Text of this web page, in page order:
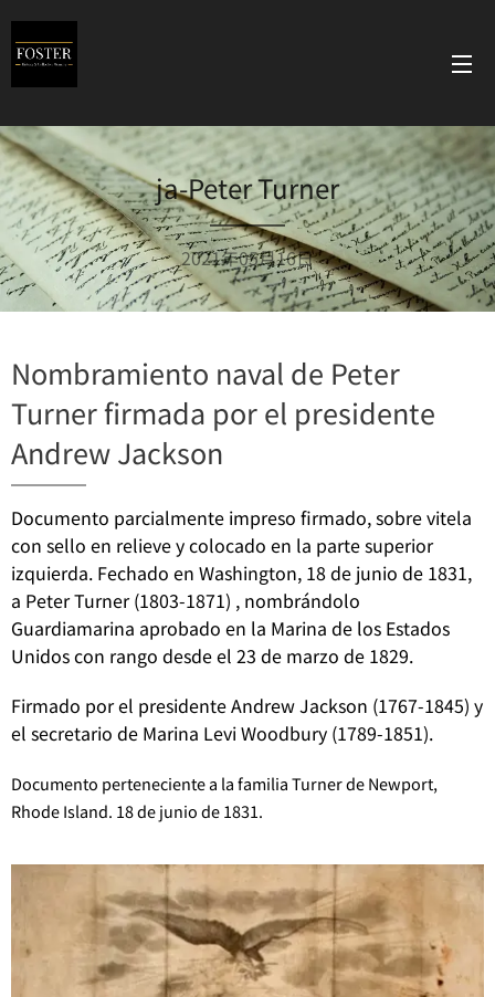
ja-Peter Turner
2021年05月16日
Nombramiento naval de Peter
Turner firmada por el presidente
Andrew Jackson
Documento parcialmente impreso firmado, sobre vitela
con sello en relieve y colocado en la parte superior
izquierda. Fechado en Washington, 18 de junio de 1831,
a Peter Turner (1803-1871) , nombrándolo
Guardiamarina aprobado en la Marina de los Estados
Unidos con rango desde el 23 de marzo de 1829.
Firmado por el presidente Andrew Jackson (1767-1845) y
el secretario de Marina Levi Woodbury (1789-1851).
Documento perteneciente a la familia Turner de Newport,
Rhode Island. 18 de junio de 1831.